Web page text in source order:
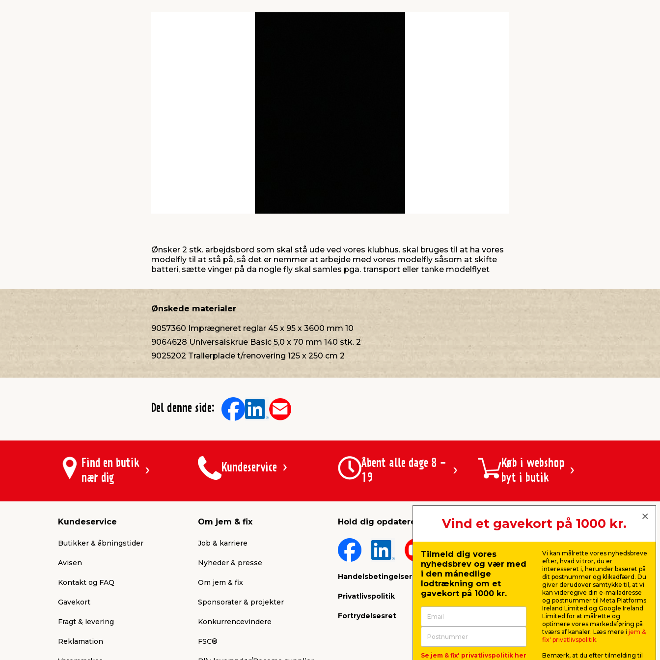
Ønsker 2 stk. arbejdsbord som skal stå ude ved vores klubhus. skal bruges til at ha vores
modelfly til at stå på, så det er nemmer at arbejde med vores modelfly såsom at skifte
batteri, sætte vinger på da nogle fly skal samles pga. transport eller tanke modelflyet
Ønskede materialer
9057360 Imprægneret reglar 45 x 95 x 3600 mm 10
9064628 Universalskrue Basic 5,0 x 70 mm 140 stk. 2
9025202 Trailerplade t/renovering 125 x 250 cm 2
Del denne side:
Find en butik
nær dig
Kundeservice
Åbent alle dage 8 -
19
Køb i webshop
byt i butik
Kundeservice
Butikker & åbningstider
Avisen
Kontakt og FAQ
Gavekort
Fragt & levering
Reklamation
Om jem & fix
Job & karriere
Nyheder & presse
Om jem & fix
Sponsorater & projekter
Konkurrencevindere
FSC®
Hold dig opdateret
Handelsbetingelser
Privatlivspolitik
Fortrydelsesret
jem & fix A/S, Skomagervej 12
CVR: 10360641
Tlf. kundeservice: 79425942
Tlf. administration: 76413500
kundeservice@jemfix.com
Se vores e-mærket certifikat her
Vind et gavekort på 1000 kr.
Tilmeld dig vores
nyhedsbrev og vær med
i den månedlige
lodtrækning om et
gavekort på 1000 kr.
Se jem & fix' privatlivspolitik her
Vi kan målrette vores nyhedsbreve
efter, hvad vi tror, du er
interesseret i, herunder baseret på
dit postnummer og klikadfærd. Du
giver derudover samtykke til, at vi
kan videregive din e-mailadresse
og postnummer til Meta Platforms
Ireland Limited og Google Ireland
Limited for at målrette og
optimere vores markedsføring på
tværs af kanaler. Læs mere i jem &
fix' privatlivspolitik.
Bemærk, at du efter tilmelding til